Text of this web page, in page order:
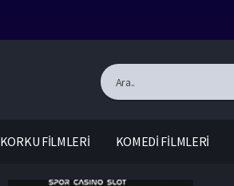
KORKU FİLMLERİ KOMEDİ FİLMLERİ